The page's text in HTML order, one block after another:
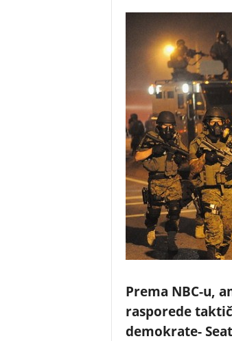
Prema NBC-u,
rasporede
demokrate-